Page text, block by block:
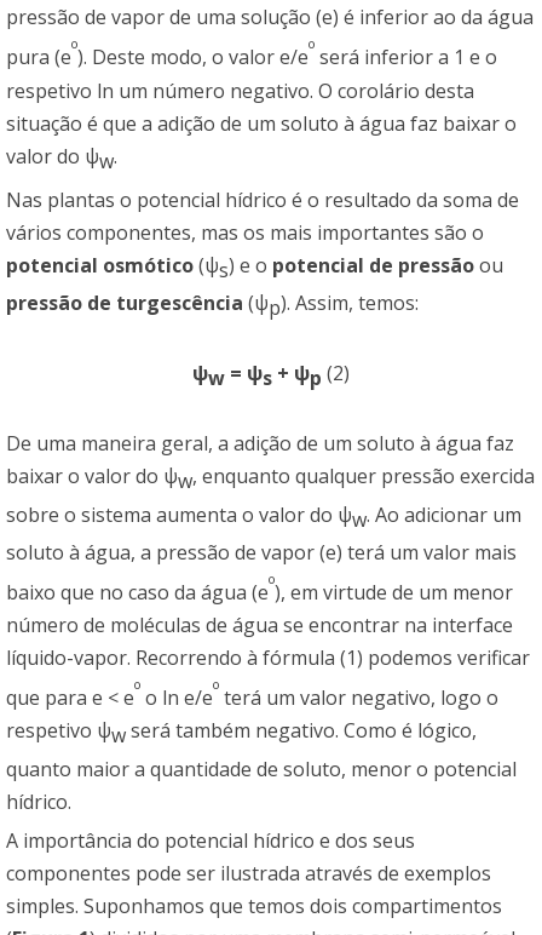
pressão de vapor de uma solução (e) é inferior ao da água
pura (eº). Deste modo, o valor e/eºserá inferior a 1 e o
respetivo ln um número negativo. O corolário desta
situação é que a adição de um soluto à água faz baixar o
valor do ψw.
Nas plantas o potencial hídrico é o resultado da soma de
vários componentes, mas os mais importantes são o
potencial osmótico(ψs) e o potencial de pressãoou
pressão de turgescência (ψp). Assim, temos:
ψw = ψs + ψp (2)
De uma maneira geral, a adição de um soluto à água faz
baixar o valor do ψw, enquanto qualquer pressão exercida
sobre o sistema aumenta o valor do ψw. Ao adicionar um
soluto à água, a pressão de vapor (e) terá um valor mais
baixo que no caso da água (eº), em virtude de um menor
número de moléculas de água se encontrar na interface
líquido-vapor. Recorrendo à fórmula (1) podemos verificar
que para e < eºo ln e/eºterá um valor negativo, logo o
respetivo ψwserá também negativo. Como é lógico,
quanto maior a quantidade de soluto, menor o potencial
hídrico.
A importância do potencial hídrico e dos seus
componentes pode ser ilustrada através de exemplos
simples. Suponhamos que temos dois compartimentos